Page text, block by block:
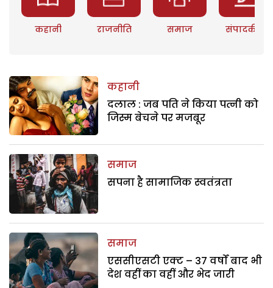
कहानी राजनीति समाज संपादकीय
कहानी
दलाल : जब पति ने किया पत्नी को
जिस्म बेचने पर मजबूर
समाज
सपना है सामाजिक स्वतंत्रता
समाज
एससीएसटी एक्ट – 37 वर्षों बाद भी
देश वहीं का वहीं और भेद जारी